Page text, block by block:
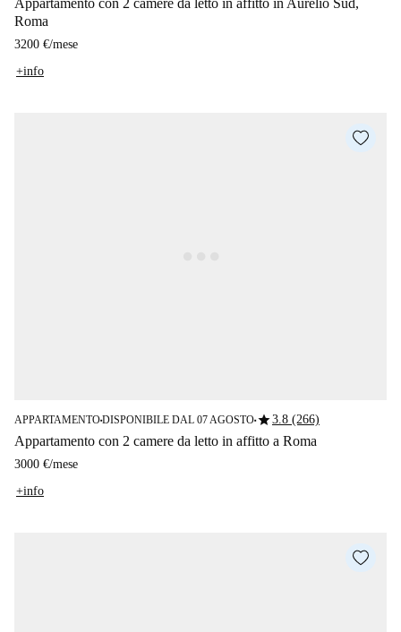
Roma
3200 €/mese
+info
APPARTAMENTO■DISPONIBILE DAL 07 AGOSTO■star3.8 (266)
Appartamento con 2 camere da letto in affitto a Roma
3000 €/mese
+info